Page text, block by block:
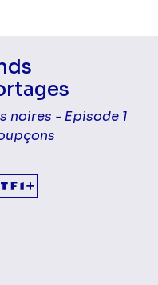
noires - Episode 1